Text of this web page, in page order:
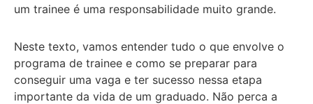
um trainee é uma responsabilidade muito grande.
Neste texto, vamos entender tudo o que envolve o
programa de trainee e como se preparar para
conseguir uma vaga e ter sucesso nessa etapa
importante da vida de um graduado. Não perca a